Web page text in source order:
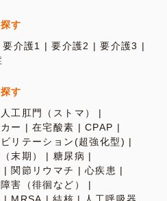
す
要介護1 要介護2
要介護3
す
人工肛門（ストマ）
ー 在宅酸素
CPAP
ビリテーション(超強化型)
末期）
糖尿病
関節リウマチ
心疾患
害（徘徊など）